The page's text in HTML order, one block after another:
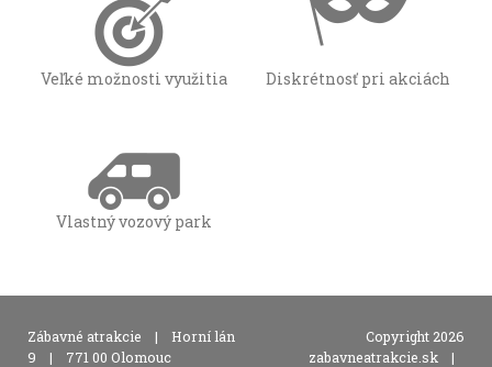
Veľké možnosti využitia Diskrétnosť pri akciách
Vlastný vozový park
Zábavné atrakcie |
Horní lán
9
| 771 00 Olomouc
Copyright 2026
zabavneatrakcie.sk
|